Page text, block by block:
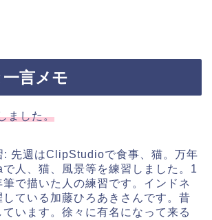
言メモ
ました。
: 先週はClipStudioで食事、猫。万年
人、猫、風景等を練習しました。1
筆で描いた人の練習です。インドネ
している加藤ひろあきさんです。昔
います。徐々に有名になって来る